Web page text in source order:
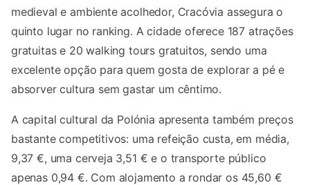
medieval e ambiente acolhedor, Cracóvia assegura o
quinto lugar no ranking. A cidade oferece 187 atrações
gratuitas e 20 walking tours gratuitos, sendo uma
excelente opção para quem gosta de explorar a pé e
absorver cultura sem gastar um cêntimo.
A capital cultural da Polónia apresenta também preços
bastante competitivos: uma refeição custa, em média,
9,37 €, uma cerveja 3,51 € e o transporte público
apenas 0,94 €. Com alojamento a rondar os 45,60 €